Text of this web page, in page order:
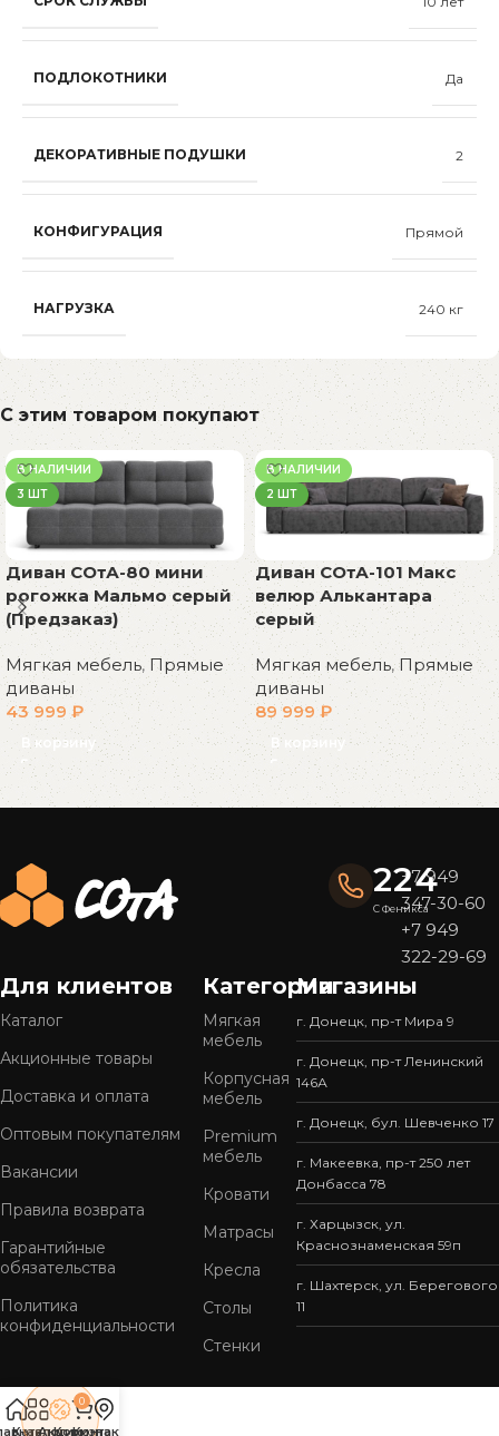
ПОДЛОКОТНИКИ Да
ДЕКОРАТИВНЫЕ ПОДУШКИ 2
КОНФИГУРАЦИЯ Прямой
НАГРУЗКА 240 кг
С этим товаром покупают
В НАЛИЧИИ
3 ШТ
Диван СОтА-80 мини
рогожка Мальмо серый
(Предзаказ)
Мягкая мебель, Прямые
диваны
43 999 ₽
В корзину
В НАЛИЧИИ
2 ШТ
Диван СОтА-101 Макс
велюр Алькантара
серый
Мягкая мебель,Прямые
диваны
89 999 ₽
В корзину
Read More
224
С Феникса
+7 949
347-30-60
+7 949
322-29-69
Для клиентов
Каталог
Акционные товары
Доставка и оплата
Оптовым покупателям
Вакансии
Правила возврата
Гарантийные
обязательства
Политика
конфиденциальности
Категории
Мягкая
мебель
Корпусная
мебель
Premium
мебель
Кровати
Матрасы
Кресла
Столы
Стенки
Магазины
г. Донецк, пр-т Мира 9
г. Донецк, пр-т Ленинский
146А
г. Донецк, бул. Шевченко 17
г. Макеевка, пр-т 250 лет
Донбасса 78
г. Харцызск, ул.
Краснознаменская 59п
г. Шахтерск, ул. Берегового
11
Каталог
Акции
0
Коризна
Контакты